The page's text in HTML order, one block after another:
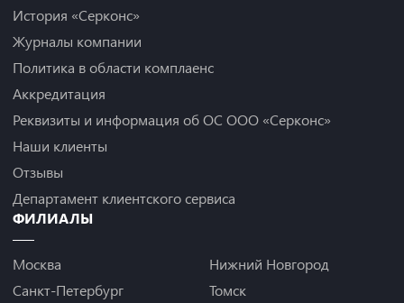
История «Серконс»
Журналы компании
Политика в области комплаенс
Аккредитация
Реквизиты и информация об ОС ООО «Серконс»
Наши клиенты
Отзывы
Департамент клиентского сервиса
ФИЛИАЛЫ
Москва
Санкт-Петербург
Нижний Новгород
Томск